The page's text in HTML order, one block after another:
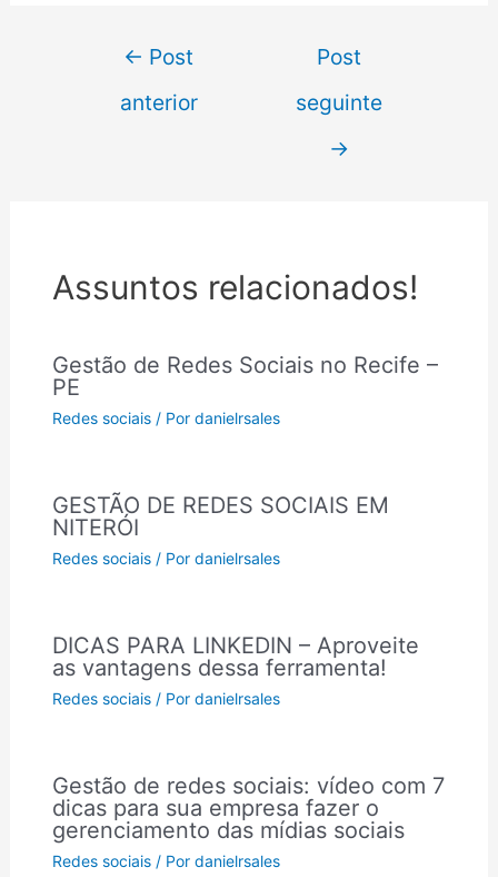
← Post
anterior
Post
seguinte
→
Assuntos relacionados!
Gestão de Redes Sociais no Recife –
PE
Redes sociais / Pordanielrsales
GESTÃO DE REDES SOCIAIS EM
NITERÓI
Redes sociais / Pordanielrsales
DICAS PARA LINKEDIN – Aproveite
as vantagens dessa ferramenta!
Redes sociais / Pordanielrsales
Gestão de redes sociais: vídeo com 7
dicas para sua empresa fazer o
gerenciamento das mídias sociais
Redes sociais / Pordanielrsales